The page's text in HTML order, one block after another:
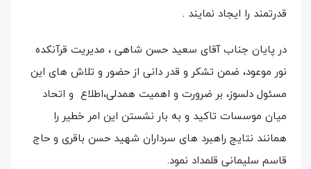
قدرتمند را ایجاد نمایند .
در پایان جناب آقای سعید حسن شاهی ، مدیریت قرآنکده
نور موعود، ضمن تشکر و قدر دانی از حضور و تلاش های این
مسئول دلسوز، بر ضرورت و اهمیت همدلی،اطلاع و اتحاد
میان موسسات تاکید و به بار نشستن این امر خطیر را
همانند نتایج راهبرد های سرداران شهید حسن باقری و حاج
قاسم سلیمانی قلمداد نمود.